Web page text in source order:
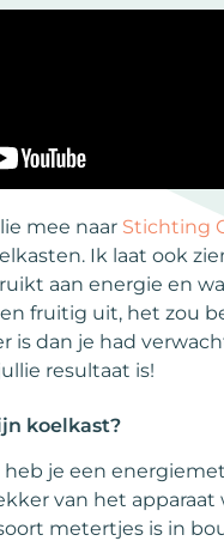
mee naar Stichting
Ik laat ook
aan energie en
fruitig uit, het zou
is dan je had
resultaat is!
koelkast?
je een
van het
metertjes is in